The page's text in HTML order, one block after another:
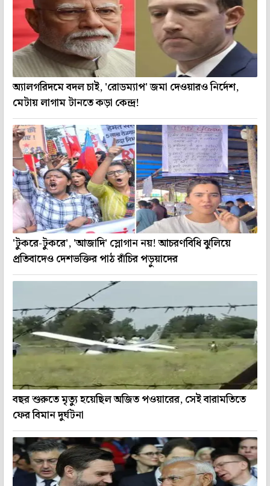
অ্যালগরিদমে বদল চাই, 'রোডম্যাপ' জমা দেওয়ারও নির্দেশ,
মেটায় লাগাম টানতে কড়া কেন্দ্র!
'টুকরে-টুকরে', 'আজাদি' স্লোগান নয়! আচরণবিধি ঝুলিয়ে
প্রতিবাদেও দেশভক্তির পাঠ রাঁচির পড়ুয়াদের
বছর শুরুতে মৃত্যু হয়েছিল অজিত পওয়ারের, সেই বারামতিতে
ফের বিমান দুর্ঘটনা